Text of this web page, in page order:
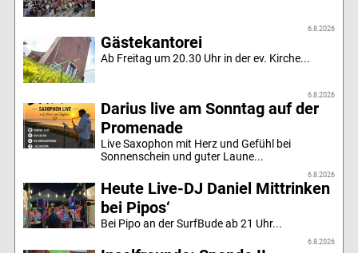
6.8.2026
Gästekantorei
Ab Freitag um 20.30 Uhr in der ev. Kirche...
6.8.2026
Darius live am Sonntag auf der
Promenade
Live Saxophon mit Herz und Gefühl bei
Sonnenschein und guter Laune...
6.8.2026
Heute Live-DJ Daniel Mittrinken
bei Pipos‘
Bei Pipo an der SurfBude ab 21 Uhr...
6.8.2026